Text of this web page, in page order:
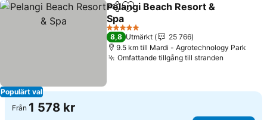
Populärt val
Dela Lägg till i Mina Favoriter
Pelangi Beach Resort &
Spa
Se priser
5 Stjärnor
8,8 Utmärkt
25 766
9.5 km till Mardi - Agrotechnology Park
Omfattande tillgång till stranden
Från 1 578 kr